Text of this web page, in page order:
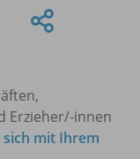
Erzieher/-innen
sich mit Ihrem